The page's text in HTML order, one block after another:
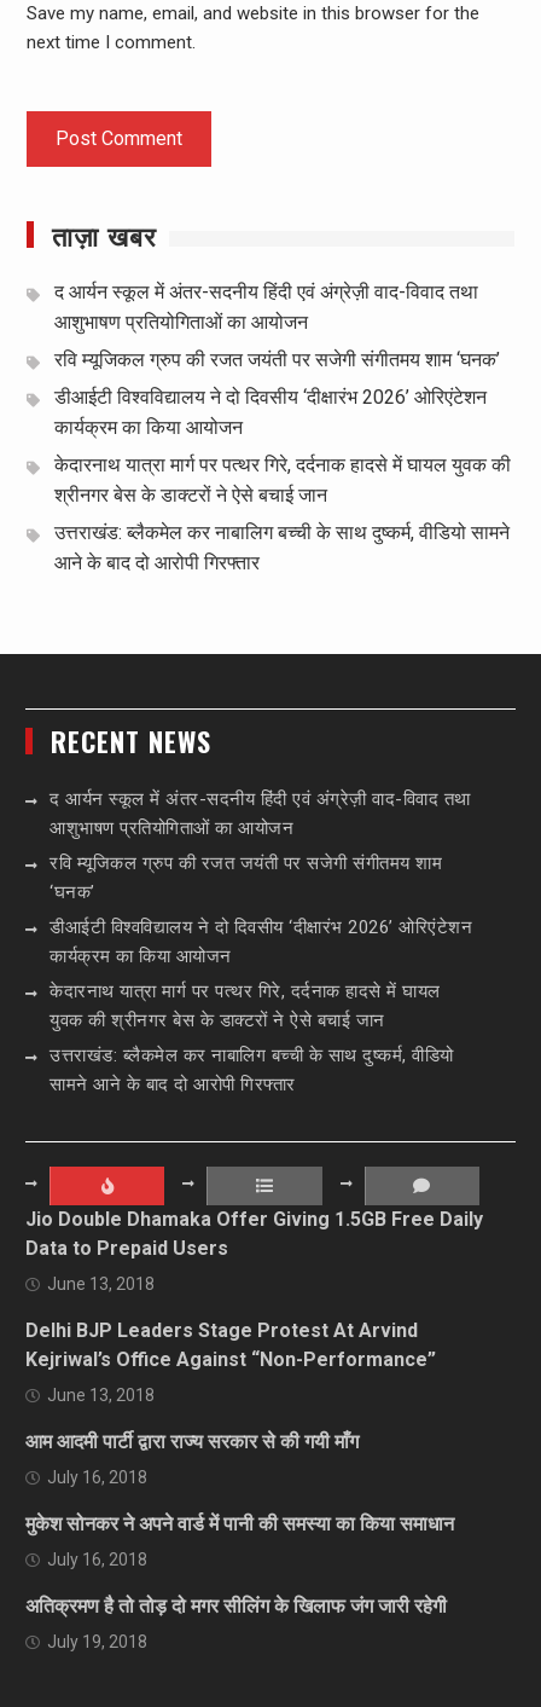
Save my name, email, and website in this browser for the
next time I comment.
ताज़ा खबर
द आर्यन स्कूल में अंतर-सदनीय हिंदी एवं अंग्रेज़ी वाद-विवाद तथा
आशुभाषण प्रतियोगिताओं का आयोजन
रवि म्यूजिकल ग्रुप की रजत जयंती पर सजेगी संगीतमय शाम ‘घनक’
डीआईटी विश्वविद्यालय ने दो दिवसीय ‘दीक्षारंभ 2026’ ओरिएंटेशन
कार्यक्रम का किया आयोजन
केदारनाथ यात्रा मार्ग पर पत्थर गिरे, दर्दनाक हादसे में घायल युवक की
श्रीनगर बेस के डाक्टरों ने ऐसे बचाई जान
उत्तराखंड: ब्लैकमेल कर नाबालिग बच्ची के साथ दुष्कर्म, वीडियो सामने
आने के बाद दो आरोपी गिरफ्तार
RECENT NEWS
द आर्यन स्कूल में अंतर-सदनीय हिंदी एवं अंग्रेज़ी वाद-विवाद तथा
आशुभाषण प्रतियोगिताओं का आयोजन
रवि म्यूजिकल ग्रुप की रजत जयंती पर सजेगी संगीतमय शाम
‘घनक’
डीआईटी विश्वविद्यालय ने दो दिवसीय ‘दीक्षारंभ 2026’ ओरिएंटेशन
कार्यक्रम का किया आयोजन
केदारनाथ यात्रा मार्ग पर पत्थर गिरे, दर्दनाक हादसे में घायल
युवक की श्रीनगर बेस के डाक्टरों ने ऐसे बचाई जान
उत्तराखंड: ब्लैकमेल कर नाबालिग बच्ची के साथ दुष्कर्म, वीडियो
सामने आने के बाद दो आरोपी गिरफ्तार
Jio Double Dhamaka Offer Giving 1.5GB Free Daily
Data to Prepaid Users
June 13, 2018
Delhi BJP Leaders Stage Protest At Arvind
Kejriwal’s Office Against “Non-Performance”
June 13, 2018
आम आदमी पार्टी द्वारा राज्य सरकार से की गयी माँग
July 16, 2018
मुकेश सोनकर ने अपने वार्ड में पानी की समस्या का किया समाधान
July 16, 2018
अतिक्रमण है तो तोड़ दो मगर सीलिंग के खिलाफ जंग जारी रहेगी
July 19, 2018